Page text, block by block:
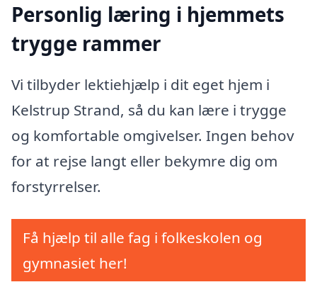
Personlig læring i hjemmets
trygge rammer
Vi tilbyder lektiehjælp i dit eget hjem i
Kelstrup Strand, så du kan lære i trygge
og komfortable omgivelser. Ingen behov
for at rejse langt eller bekymre dig om
forstyrrelser.
Få hjælp til alle fag i folkeskolen og
gymnasiet her!